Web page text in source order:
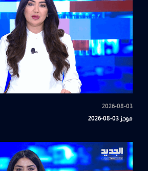
2026-08-03
موجز 03-08-2026